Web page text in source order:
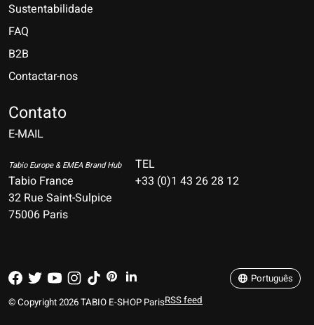
Sustentabilidade
FAQ
B2B
Contactar-nos
Contato
E-MAIL
Tabio Europe & EMEA Brand Hub
Tabio France
32 Rue Saint-Sulpice
75006 Paris
TEL
+33 (0)1 43 26 28 12
© Copyright 2026 TABIO E-SHOP ParisRSS feed
Português